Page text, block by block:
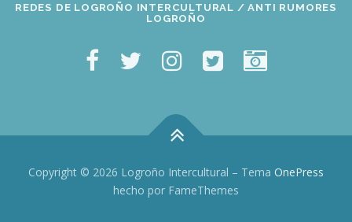
REDES DE LOGROÑO INTERCULTURAL / ANTI RUMORES
LOGROÑO
Copyright © 2026 Logroño Intercultural – Tema OnePress
hecho por FameThemes